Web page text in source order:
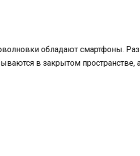
обладают смартфоны.
в закрытом пространстве,